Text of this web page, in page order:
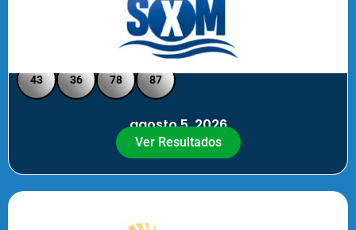
Loto Pool SXM - Medio Día
43 36 78 87
agosto 5, 2026
Ver Resultados